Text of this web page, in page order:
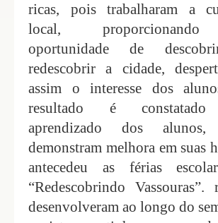
ricas, pois trabalharam a
local,
oportunidade de
redescobrir a cidade,
assim o interesse dos
resultado é
aprendizado dos alunos,
demonstram melhora em suas
antecedeu as férias
“Redescobrindo
desenvolveram ao longo do